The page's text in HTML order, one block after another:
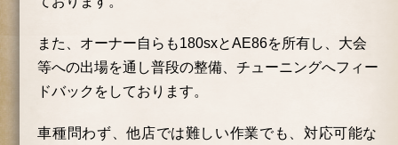
また、オーナー自らも180sxとAE86を所有し、大会
等への出場を通し普段の整備、チューニングへフィー
ドバックをしております。
車種問わず、他店では難しい作業でも、対応可能な